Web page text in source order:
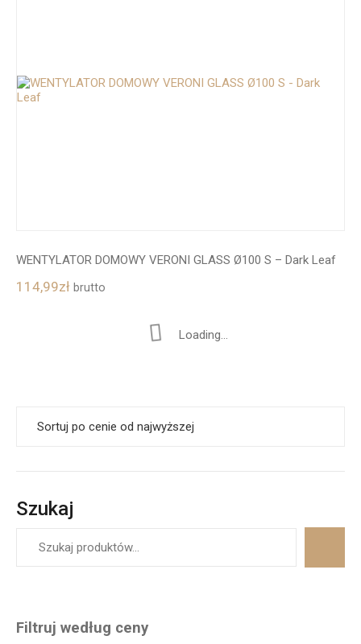
Szukaj
Filtruj według ceny
WENTYLATOR DOMOWY VERONI GLASS Ø100 S – Dark Leaf
114,99zł brutto
Loading...